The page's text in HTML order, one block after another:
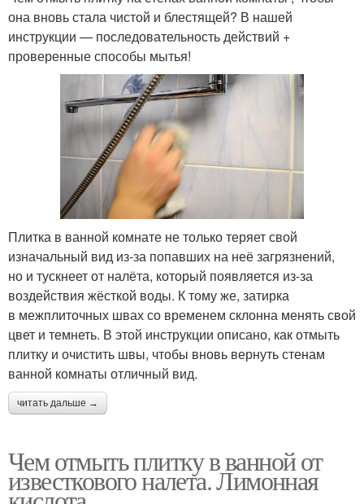
она вновь стала чистой и блестящей? В нашей
инструкции — последовательность действий +
проверенные способы мытья!
Плитка в ванной комнате не только теряет свой
изначальный вид из-за попавших на неё загрязнений,
но и тускнеет от налёта, который появляется из-за
воздействия жёсткой воды. К тому же, затирка
в межплиточных швах со временем склонна менять свой
цвет и темнеть. В этой инструкции описано, как отмыть
плитку и очистить швы, чтобы вновь вернуть стенам
ванной комнаты отличный вид.
читать дальше →
Чем отмыть плитку в ванной от
известкового налета. Лимонная